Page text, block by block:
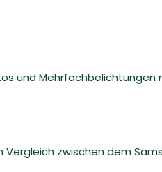
und Mehrfachbelichtungen
zwischen dem